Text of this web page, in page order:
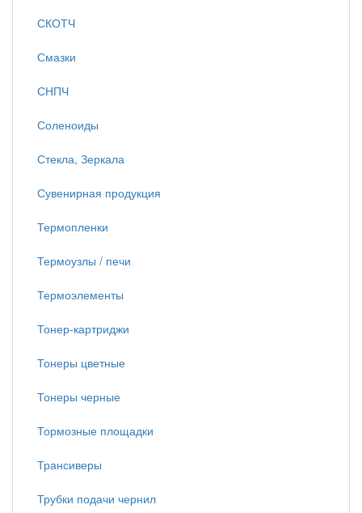
СКОТЧ
Смазки
СНПЧ
Соленоиды
Стекла, Зеркала
Сувенирная продукция
Термопленки
Термоузлы / печи
Термоэлементы
Тонер-картриджи
Тонеры цветные
Тонеры черные
Тормозные площадки
Трансиверы
Трубки подачи чернил